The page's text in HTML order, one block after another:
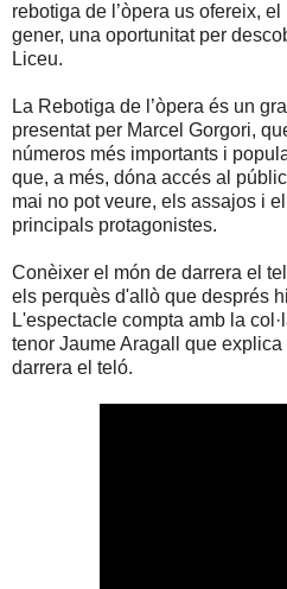
rebotiga de l’òpera us ofereix,
gener, una oportunitat per
Liceu.
La Rebotiga de l’òpera és un
presentat per Marcel Gorgori,
números més importants i
que, a més, dóna accés al
mai no pot veure, els assajos i
principals protagonistes.
Conèixer el món de darrera el
els perquès d'allò que després
L'espectacle compta amb la
tenor Jaume Aragall que
darrera el teló.